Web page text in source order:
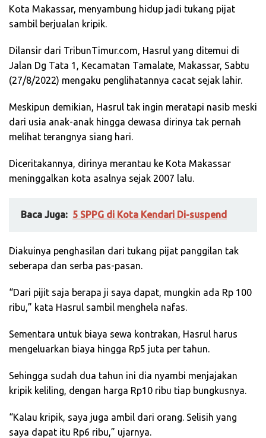
Kota Makassar, menyambung hidup jadi tukang pijat
sambil berjualan kripik.
Dilansir dari TribunTimur.com, Hasrul yang ditemui di
Jalan Dg Tata 1, Kecamatan Tamalate, Makassar, Sabtu
(27/8/2022) mengaku penglihatannya cacat sejak lahir.
Meskipun demikian, Hasrul tak ingin meratapi nasib meski
dari usia anak-anak hingga dewasa dirinya tak pernah
melihat terangnya siang hari.
Diceritakannya, dirinya merantau ke Kota Makassar
meninggalkan kota asalnya sejak 2007 lalu.
Baca Juga: 5 SPPG di Kota Kendari Di-suspend
Diakuinya penghasilan dari tukang pijat panggilan tak
seberapa dan serba pas-pasan.
“Dari pijit saja berapa ji saya dapat, mungkin ada Rp 100
ribu,” kata Hasrul sambil menghela nafas.
Sementara untuk biaya sewa kontrakan, Hasrul harus
mengeluarkan biaya hingga Rp5 juta per tahun.
Sehingga sudah dua tahun ini dia nyambi menjajakan
kripik keliling, dengan harga Rp10 ribu tiap bungkusnya.
“Kalau kripik, saya juga ambil dari orang. Selisih yang
saya dapat itu Rp6 ribu,” ujarnya.